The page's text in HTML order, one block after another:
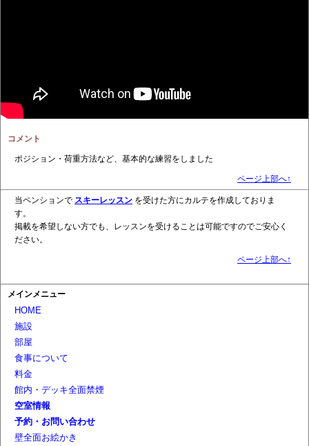
コメント
ポジション・荷重方法など、基本的な練習をしました
ページ上部へ↑
当ペンションで スキーレッスン を受けた方にカルテを作成しておりま
す。
掲載を希望しない方でも、レッスンを受けることは可能ですのでご安心く
ださい。
ページ上部へ↑
メインメニュー
HOME
施設
部屋
食事について
料金
館内・デッキ全面禁煙
空室情報
予約・お問い合わせ
壁全面お絵かき